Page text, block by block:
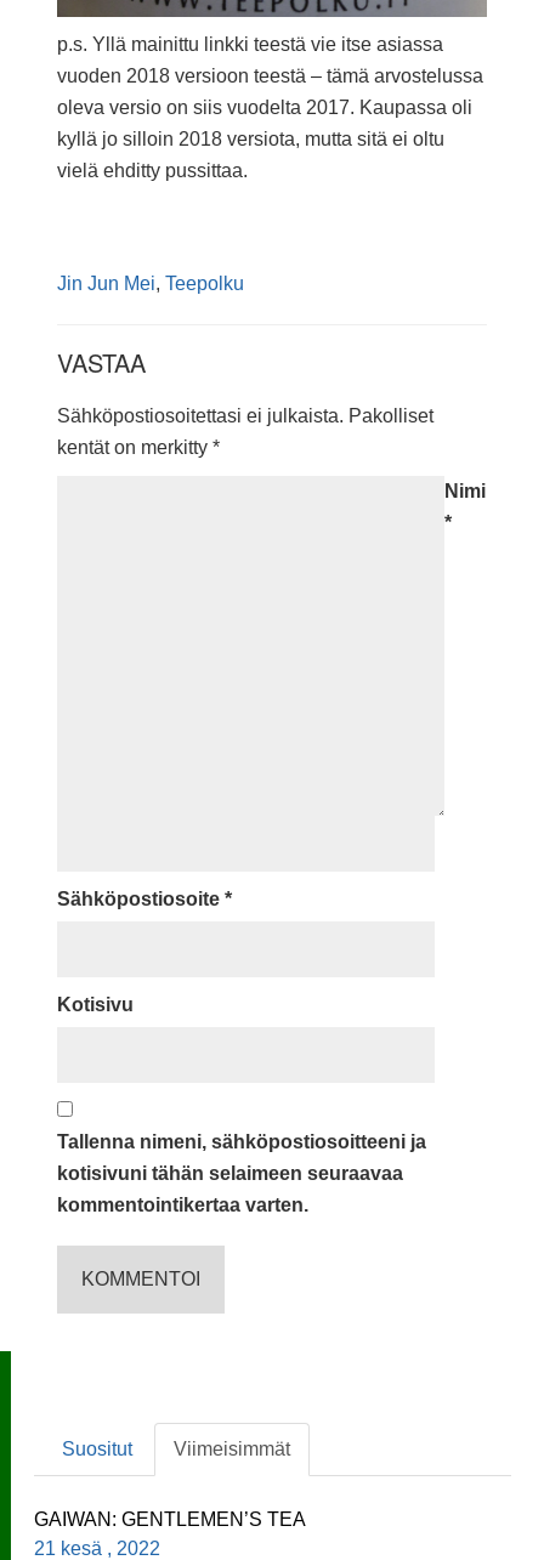
p.s. Yllä mainittu linkki teestä vie itse asiassa
vuoden 2018 versioon teestä – tämä arvostelussa
oleva versio on siis vuodelta 2017. Kaupassa oli
kyllä jo silloin 2018 versiota, mutta sitä ei oltu
vielä ehditty pussittaa.
Jin Jun Mei, Teepolku
VASTAA
Sähköpostiosoitettasi ei julkaista. Pakolliset
kentät on merkitty *
Nimi
*
Sähköpostiosoite *
Kotisivu
Tallenna nimeni, sähköpostiosoitteeni ja
kotisivuni tähän selaimeen seuraavaa
kommentointikertaa varten.
Suositut Viimeisimmät
GAIWAN: GENTLEMEN’S TEA
21 kesä , 2022